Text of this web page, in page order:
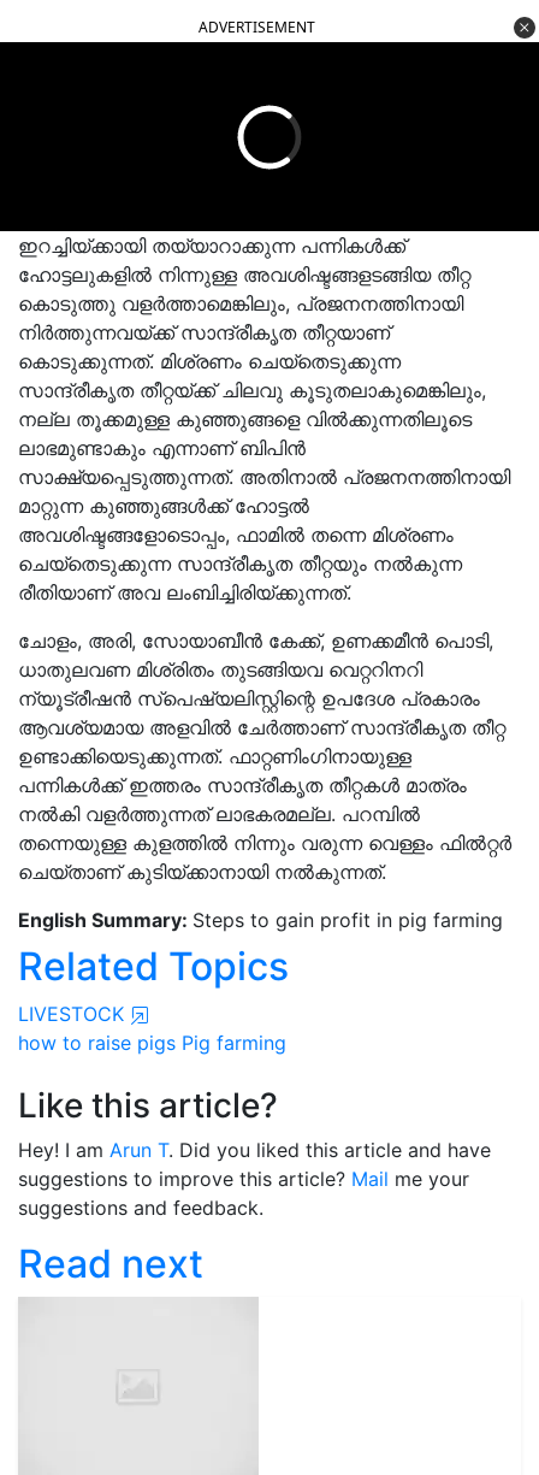
ADVERTISEMENT
ഇറച്ചിയ്ക്കായി തയ്യാറാക്കുന്ന പന്നികൾക്ക്
ഹോട്ടലുകളിൽ നിന്നുള്ള അവശിഷ്ടങ്ങളടങ്ങിയ തീറ്റ
കൊടുത്തു വളർത്താമെങ്കിലും, പ്രജനനത്തിനായി
നിർത്തുന്നവയ്ക്ക് സാന്ദ്രീകൃത തീറ്റയാണ്
കൊടുക്കുന്നത്. മിശ്രണം ചെയ്തെടുക്കുന്ന
സാന്ദ്രീകൃത തീറ്റയ്ക്ക് ചിലവു കൂടുതലാകുമെങ്കിലും,
നല്ല തൂക്കമുള്ള കുഞ്ഞുങ്ങളെ വിൽക്കുന്നതിലൂടെ
ലാഭമുണ്ടാകും എന്നാണ് ബിപിൻ
സാക്ഷ്യപ്പെടുത്തുന്നത്. അതിനാൽ പ്രജനനത്തിനായി
മാറ്റുന്ന കുഞ്ഞുങ്ങൾക്ക് ഹോട്ടൽ
അവശിഷ്ടങ്ങളോടൊപ്പം, ഫാമിൽ തന്നെ മിശ്രണം
ചെയ്തെടുക്കുന്ന സാന്ദ്രീകൃത തീറ്റയും നൽകുന്ന
രീതിയാണ് അവ ലംബിച്ചിരിയ്ക്കുന്നത്.
ചോളം, അരി, സോയാബീൻ കേക്ക്, ഉണക്കമീൻ പൊടി,
ധാതുലവണ മിശ്രിതം തുടങ്ങിയവ വെറ്ററിനറി
ന്യൂട്രീഷൻ സ്പെഷ്യലിസ്റ്റിന്റെ ഉപദേശ പ്രകാരം
ആവശ്യമായ അളവിൽ ചേർത്താണ് സാന്ദ്രീകൃത തീറ്റ
ഉണ്ടാക്കിയെടുക്കുന്നത്. ഫാറ്റണിംഗിനായുള്ള
പന്നികൾക്ക് ഇത്തരം സാന്ദ്രീകൃത തീറ്റകൾ മാത്രം
നൽകി വളർത്തുന്നത് ലാഭകരമല്ല. പറമ്പിൽ
തന്നെയുള്ള കുളത്തിൽ നിന്നും വരുന്ന വെള്ളം ഫിൽറ്റർ
ചെയ്താണ് കുടിയ്ക്കാനായി നൽകുന്നത്.
English Summary: Steps to gain profit in pig farming
Related Topics
LIVESTOCK
how to raise pigs Pig farming
Like this article?
Hey! I am Arun T. Did you liked this article and have
suggestions to improve this article? Mail me your
suggestions and feedback.
Read next